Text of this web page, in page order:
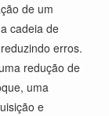
de um
cadeia de
erros.
redução de
uma
e